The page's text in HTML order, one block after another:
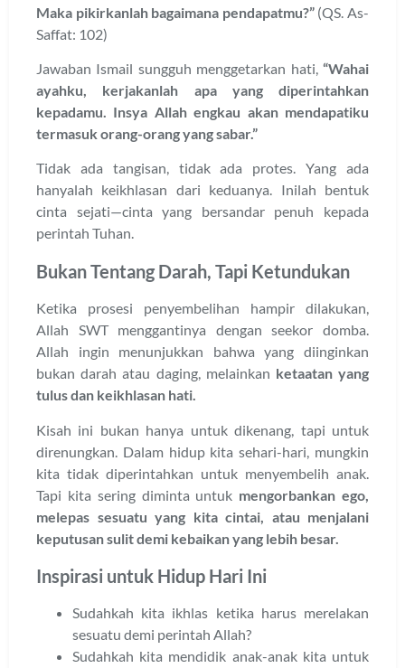
Maka pikirkanlah bagaimana pendapatmu?”(QS. As-
Saffat: 102)
Jawaban Ismail sungguh menggetarkan hati, “Wahai
ayahku, kerjakanlah apa yang diperintahkan
kepadamu. Insya Allah engkau akan mendapatiku
termasuk orang-orang yang sabar.”
Tidak ada tangisan, tidak ada protes. Yang ada
hanyalah keikhlasan dari keduanya. Inilah bentuk
cinta sejati—cinta yang bersandar penuh kepada
perintah Tuhan.
Bukan Tentang Darah, Tapi Ketundukan
Ketika prosesi penyembelihan hampir dilakukan,
Allah SWT menggantinya dengan seekor domba.
Allah ingin menunjukkan bahwa yang diinginkan
bukan darah atau daging, melainkan ketaatan yang
tulus dan keikhlasan hati.
Kisah ini bukan hanya untuk dikenang, tapi untuk
direnungkan. Dalam hidup kita sehari-hari, mungkin
kita tidak diperintahkan untuk menyembelih anak.
Tapi kita sering diminta untuk mengorbankan ego,
melepas sesuatu yang kita cintai, atau menjalani
keputusan sulit demi kebaikan yang lebih besar.
Inspirasi untuk Hidup Hari Ini
Sudahkah kita ikhlas ketika harus merelakan
sesuatu demi perintah Allah?
Sudahkah kita mendidik anak-anak kita untuk